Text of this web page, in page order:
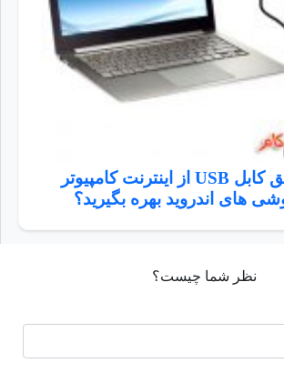
چگونه از طریق کابل USB از اینترنت کامپیوتر
های اندروید بهره بگیرید؟
نظر شما چیست؟